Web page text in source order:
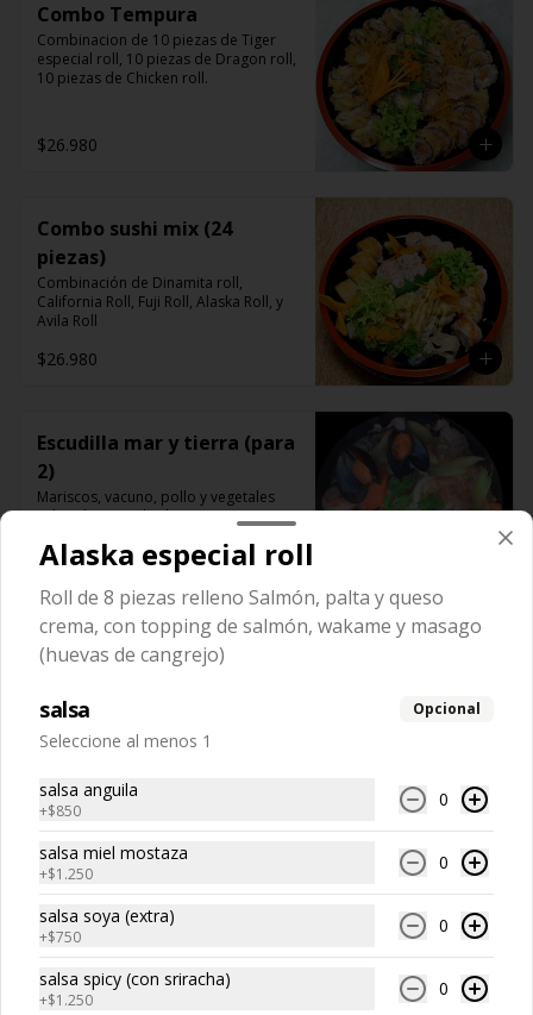
Combo Tempura
Combinacion de 10 piezas de Tiger
especial roll, 10 piezas de Dragon roll,
10 piezas de Chicken roll.
$26.980
Combo sushi mix (24
piezas)
Combinación de Dinamita roll,
California Roll, Fuji Roll, Alaska Roll, y
Avila Roll
$26.980
Escudilla mar y tierra (para
2)
Mariscos, vacuno, pollo y vegetales
salteados en salsa hoisin,
$19.980
Conócenos
Llámanos +56 229441662
Términos y condiciones
Política de privacidad
Alaska especial roll
Roll de 8 piezas relleno Salmón, palta y queso
crema, con topping de salmón, wakame y masago
(huevas de cangrejo)
salsa Opcional
Seleccione al menos 1
salsa anguila
+$850
0
salsa miel mostaza
+$1.250
0
salsa soya (extra)
+$750
0
salsa spicy (con sriracha)
+$1.250
0